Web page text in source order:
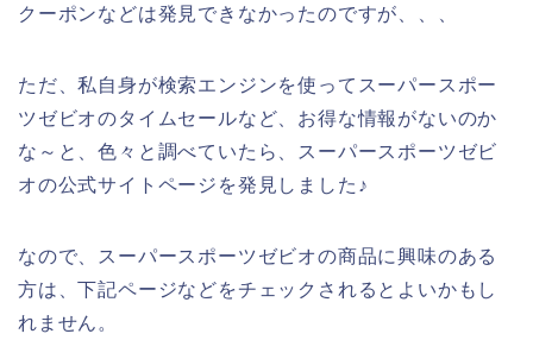
クーポンなどは発見できなかったのですが、、、
ただ、私自身が検索エンジンを使ってスーパースポー
ツゼビオのタイムセールなど、お得な情報がないのか
な～と、色々と調べていたら、スーパースポーツゼビ
オの公式サイトページを発見しました♪
なので、スーパースポーツゼビオの商品に興味のある
方は、下記ページなどをチェックされるとよいかもし
れません。